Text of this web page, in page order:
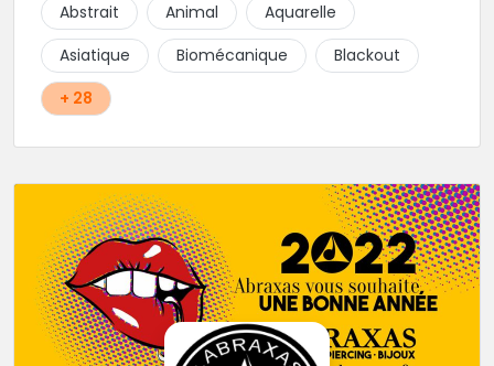
Abstrait
Animal
Aquarelle
Asiatique
Biomécanique
Blackout
+ 28